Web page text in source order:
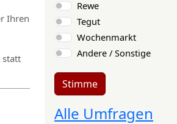
Ihren
statt
Rewe
Tegut
Wochenmarkt
Andere / Sonstige
Stimme
Alle Umfragen